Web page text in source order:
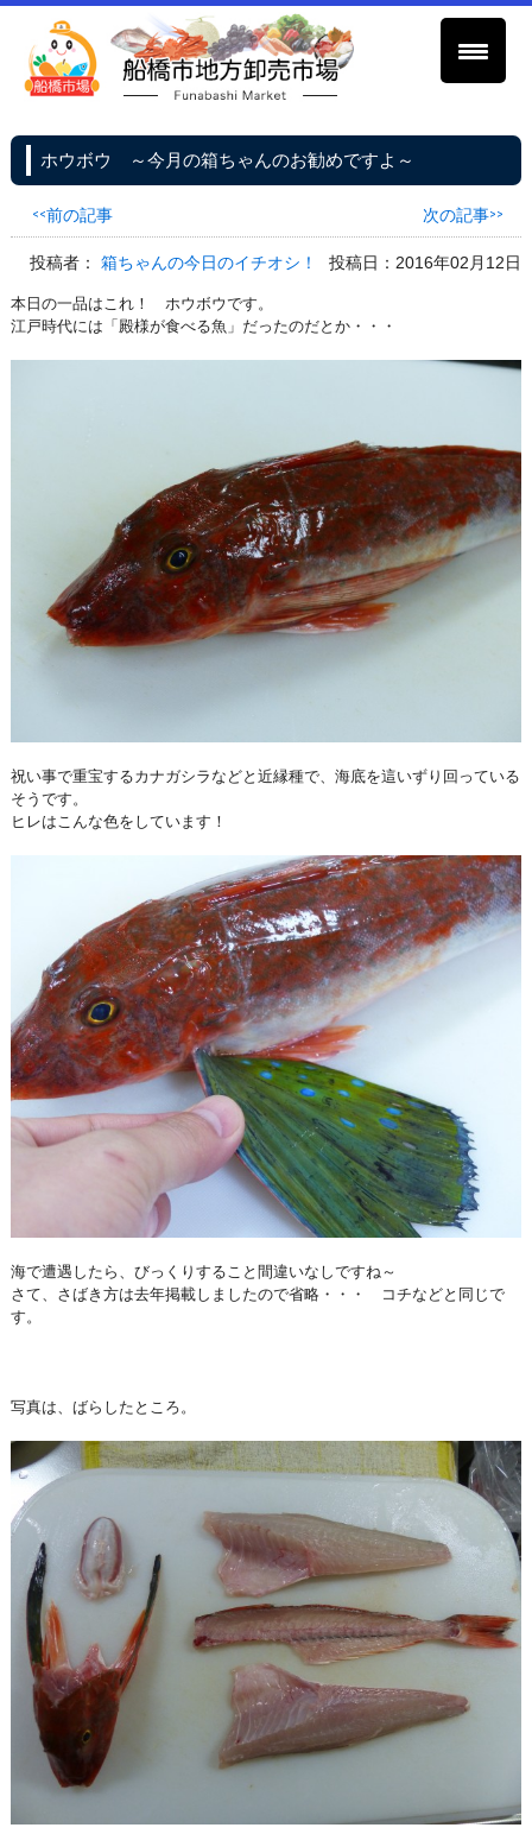
ホウボウ ～今月の箱ちゃんのお勧めですよ～
<<前の記事 次の記事>>
投稿者：箱ちゃんの今日のイチオシ！ 投稿日：2016年02月12日
本日の一品はこれ！ ホウボウです。
江戸時代には「殿様が食べる魚」だったのだとか・・・
祝い事で重宝するカナガシラなどと近縁種で、海底を這いずり回っている
そうです。
ヒレはこんな色をしています！
海で遭遇したら、びっくりすること間違いなしですね～
さて、さばき方は去年掲載しましたので省略・・・ コチなどと同じで
す。
写真は、ばらしたところ。